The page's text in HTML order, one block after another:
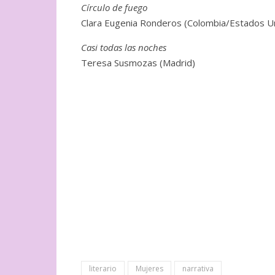
Círculo de fuego
Clara Eugenia Ronderos (Colombia/Estados
Casi todas las noches
Teresa Susmozas (Madrid)
literario Mujeres narrativa